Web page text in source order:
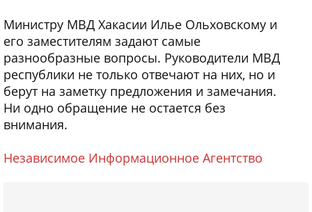
Министру МВД Хакасии Илье Ольховскому и
его заместителям задают самые
разнообразные вопросы. Руководители МВД
республики не только отвечают на них, но и
берут на заметку предложения и замечания.
Ни одно обращение не остается без
внимания.
Независимое Информационное Агентство